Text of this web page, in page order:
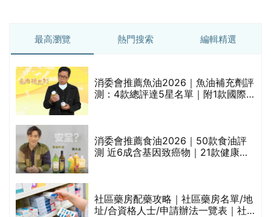
最高瀏覽 熱門搜索 編輯精選
消委會推薦魚油2026｜魚油補充劑評
測：4款總評達5星名單｜附1款國際
消委會推薦食油2026｜50款食油評
測 近6成含基因致癌物｜21款健康煮
社區藥房配藥攻略｜社區藥房名單/地
址/合資格人士/申請辦法一覽表｜社